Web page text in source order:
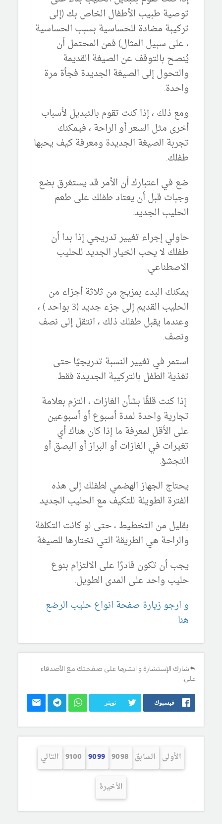
توصية طبيب الأطفال الخاص بك (إلى
تركيبة مضادة للحساسية بسبب الحساسية
، على سبيل المثال) فمن المحتمل أن
يُنصح بالتوقف عن الصيغة القديمة
والتحول إلى الصيغة الجديدة فجأة مرة
واحدة.
ومع ذلك ، إذا كنت تقوم بالتبديل لأسباب
أخرى مثل السعر أو الراحة ، فيمكنك
تجربة الصيغة الجديدة ومعرفة كيف يحبها
طفلك.
ضع في اعتبارك أن الأمر قد يستغرق بضع
وجبات قبل أن يعتاد طفلك على طعم
الحليب الجديد.
حاولي إجراء تغيير تدريجي إذا بدا أن
طفلك لا يحب الخيار الجديد للحليب
الاصطناعي.
يمكنك البدء بمزيج من ثلاثة أجزاء من
الحليب القديم إلى جزء جديد (3 بواحد ) ،
وعندما يقبل طفلك ذلك ، انتقل إلى نصف
ونصف.
استمر في تغيير النسبة تدريجيًا حتى
تغذية الطفل بالتركيبة الجديدة فقط.
إذا كنت قلقًا بشأن الغازات ، التزم بعلامة
تجارية واحدة لمدة أسبوع أو أسبوعين
على الأقل لمعرفة ما إذا كان هناك أي
تغيرات في الغازات أو البراز أو البصق أو
التجشؤ.
يحتاج الجهاز الهضمي لطفلك إلى هذه
الفترة الطويلة للتكيف مع الحليب الجديد.
بقليل من التخطيط ، حتى لو كانت التكلفة
والراحة هي الطريقة التي تختارها للصيغة
يجب أن تكون قادرًا على الالتزام بنوع
حليب واحد على المدى الطويل.
و ارجو زيارة صفحة انواع حليب الرضع
هنا
شارك الإستشارة و انشرها على صفحتك مع الأصدقاء
على:
فيسبوك تويتر
الأولى السابق 9098
9099
9100 التالي
الأخيرة